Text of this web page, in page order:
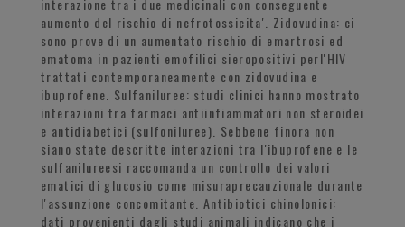
interazione tra i due medicinali con conseguente
aumento del rischio di nefrotossicita'. Zidovudina: ci
sono prove di un aumentato rischio di emartrosi ed
ematoma in pazienti emofilici sieropositivi perl'HIV
trattati contemporaneamente con zidovudina e
ibuprofene. Sulfaniluree: studi clinici hanno mostrato
interazioni tra farmaci antiinfiammatori non steroidei
e antidiabetici (sulfoniluree). Sebbene finora non
siano state descritte interazioni tra l'ibuprofene e le
sulfanilureesi raccomanda un controllo dei valori
ematici di glucosio come misuraprecauzionale durante
l'assunzione concomitante. Antibiotici chinolonici:
dati provenienti dagli studi animali indicano che i